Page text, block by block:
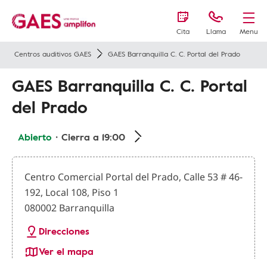
Cita Llama Menu
Centros auditivos GAES GAES Barranquilla C. C. Portal del Prado
GAES Barranquilla C. C. Portal
del Prado
Abierto ・Cierra a 19:00
Centro Comercial Portal del Prado, Calle 53 # 46-
192, Local 108, Piso 1
080002 Barranquilla
Direcciones
Ver el mapa